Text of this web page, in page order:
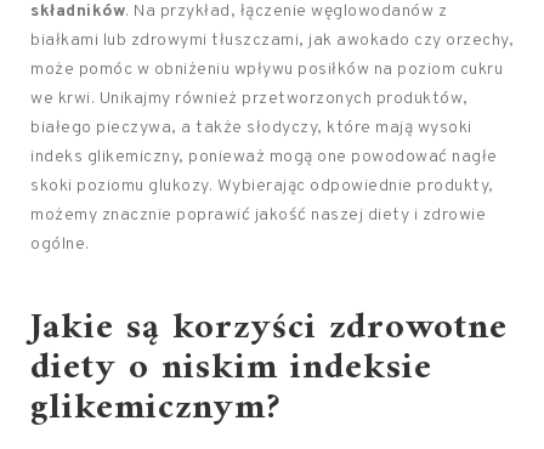
składników. Na przykład, łączenie węglowodanów z
białkami lub zdrowymi tłuszczami, jak awokado czy orzechy,
może pomóc w obniżeniu wpływu posiłków na poziom cukru
we krwi. Unikajmy również przetworzonych produktów,
białego pieczywa, a także słodyczy, które mają wysoki
indeks glikemiczny, ponieważ mogą one powodować nagłe
skoki poziomu glukozy. Wybierając odpowiednie produkty,
możemy znacznie poprawić jakość naszej diety i zdrowie
ogólne.
Jakie są korzyści zdrowotne
diety o niskim indeksie
glikemicznym?